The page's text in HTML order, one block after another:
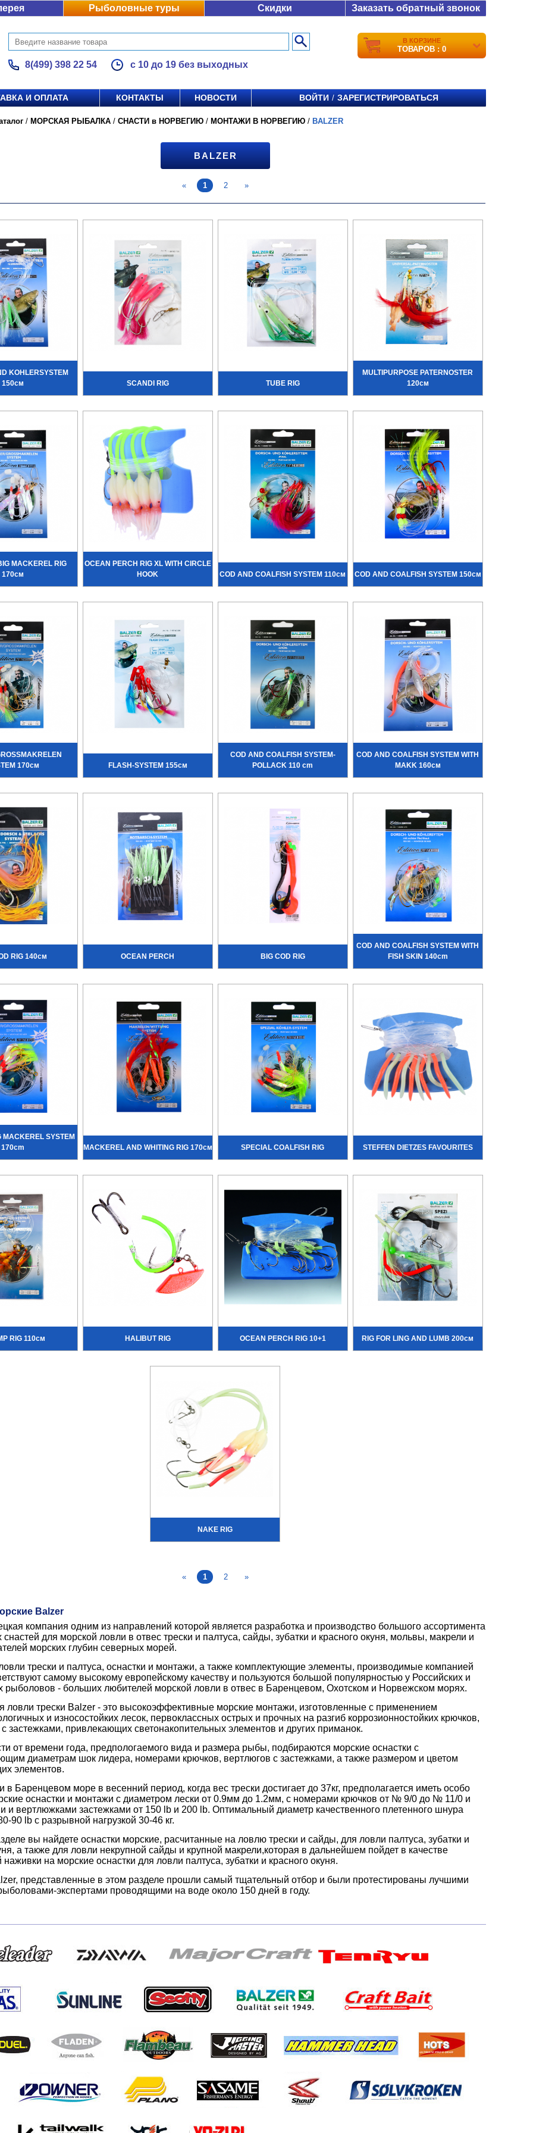
Рыболовные туры Скидки Заказать обратный звонок
8(499) 398 22 54 с 10 до 19 без выходных
В КОРЗИНЕ
ТОВАРОВ : 0
И ОПЛАТА КОНТАКТЫ НОВОСТИ ВОЙТИ / ЗАРЕГИСТРИРОВАТЬСЯ
/ МОРСКАЯ РЫБАЛКА / СНАСТИ в НОРВЕГИЮ / МОНТАЖИ В НОРВЕГИЮ / BALZER
BALZER
« 1 2 »
KOHLERSYSTEM
150см
SCANDI RIG TUBE RIG
MULTIPURPOSE PATERNOSTER
120см
MACKEREL RIG
170см
OCEAN PERCH RIG XL WITH CIRCLE
HOOK
COD AND COALFISH SYSTEM 110см COD AND COALFISH SYSTEM 150см
170см
FLASH-SYSTEM 155см
COD AND COALFISH SYSTEM-
POLLACK 110 cm
COD AND COALFISH SYSTEM WITH
MAKK 160см
RIG 140см OCEAN PERCH BIG COD RIG
COD AND COALFISH SYSTEM WITH
FISH SKIN 140cm
MACKEREL SYSTEM
170cm
MACKEREL AND WHITING RIG 170см SPECIAL COALFISH RIG STEFFEN DIETZES FAVOURITES
RIG 110см HALIBUT RIG OCEAN PERCH RIG 10+1 RIG FOR LING AND LUMB 200см
NAKE RIG
« 1 2 »
Balzer
компания одним из направлений которой является разработка и производство большого ассортимента
для морской ловли в отвес трески и палтуса, сайды, зубатки и красного окуня, мольвы, макрели и
морских глубин северных морей.
трески и палтуса, оснастки и монтажи, а также комплектующие элементы, производимые компанией
самому высокому европейскому качеству и пользуются большой популярностью у Российских и
рыболовов - больших любителей морской ловли в отвес в Баренцевом, Охотском и Норвежском морях.
ловли трески Balzer - это высокоэффективные морские монтажи, изготовленные с применением
и износостойких лесок, первоклассных острых и прочных на разгиб коррозионностойких крючков,
застежками, привлекающих светонакопительных элементов и других приманок.
от времени года, предпологаемого вида и размера рыбы, подбираются морские оснастки с
диаметрам шок лидера, номерами крючков, вертлюгов с застежками, а также размером и цветом
элементов.
в Баренцевом море в весенний период, когда вес трески достигает до 37кг, предполагается иметь особо
оснастки и монтажи с диаметром лески от 0.9мм до 1.2мм, с номерами крючков от № 9/0 до № 11/0 и
и вертлюжками застежками от 150 lb и 200 lb. Оптимальный диаметр качественного плетенного шнура
90 lb с разрывной нагрузкой 30-46 кг.
вы найдете оснастки морские, расчитанные на ловлю трески и сайды, для ловли палтуса, зубатки и
а также для ловли некрупной сайды и крупной макрели,которая в дальнейшем пойдет в качестве
наживки на морские оснастки для ловли палтуса, зубатки и красного окуня.
представленные в этом разделе прошли самый тщательный отбор и были протестированы лучшими
экспертами проводящими на воде около 150 дней в году.